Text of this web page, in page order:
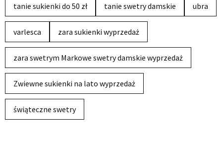
tanie sukienki do 50 zł tanie swetry damskie ubra
varlesca zara sukienki wyprzedaż
zara swetrym Markowe swetry damskie wyprzedaż
Zwiewne sukienki na lato wyprzedaż
świąteczne swetry